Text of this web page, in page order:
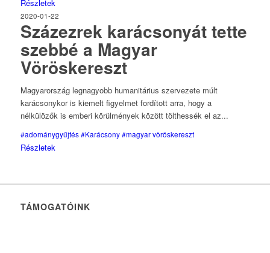
Részletek
2020-01-22
Százezrek karácsonyát tette
szebbé a Magyar
Vöröskereszt
Magyarország legnagyobb humanitárius szervezete múlt
karácsonykor is kiemelt figyelmet fordított arra, hogy a
nélkülözők is emberi körülmények között tölthessék el az...
#adománygyűjtés #Karácsony #magyar vöröskereszt
Részletek
TÁMOGATÓINK